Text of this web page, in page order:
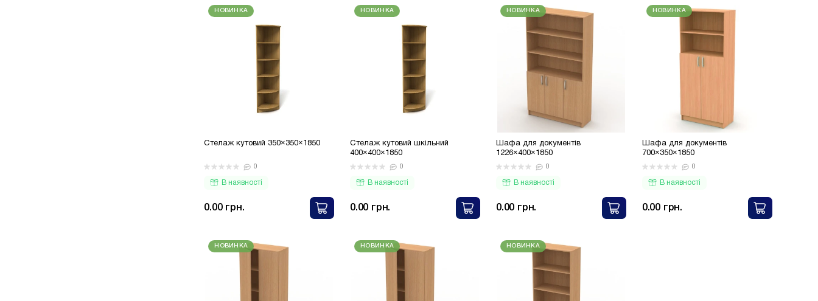
НОВИНКА
Стелаж кутовий 350×350×1850
0
В наявності
0.00 грн.
НОВИНКА
Стелаж кутовий шкільний
400×400×1850
0
В наявності
0.00 грн.
НОВИНКА
Шафа для документів
1226×400×1850
0
В наявності
0.00 грн.
НОВИНКА
Шафа для документів
700×350×1850
0
В наявності
0.00 грн.
НОВИНКА НОВИНКА НОВИНКА